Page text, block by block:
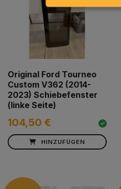
Original Ford Tourneo
Custom V362 (2014-
2023) Schiebefenster
(linke Seite)
104,50 €
HINZUFÜGEN